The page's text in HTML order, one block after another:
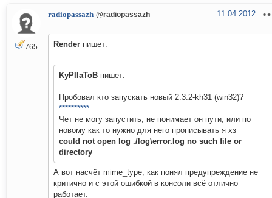
765
radiopassazh @radiopassazh 11.04.2012
Render пишет:
KyPIIaToB пишет:
Пробовал кто запускать новый 2.3.2-kh31 (win32)?
**********
Чет не могу запустить, не понимает он пути, или по
новому как то нужно для него прописывать я хз
could not open log ./log\error.log no such file or
directory
А вот насчёт mime_type, как понял предупреждение не
критично и с этой ошибкой в консоли всё отлично
работает.